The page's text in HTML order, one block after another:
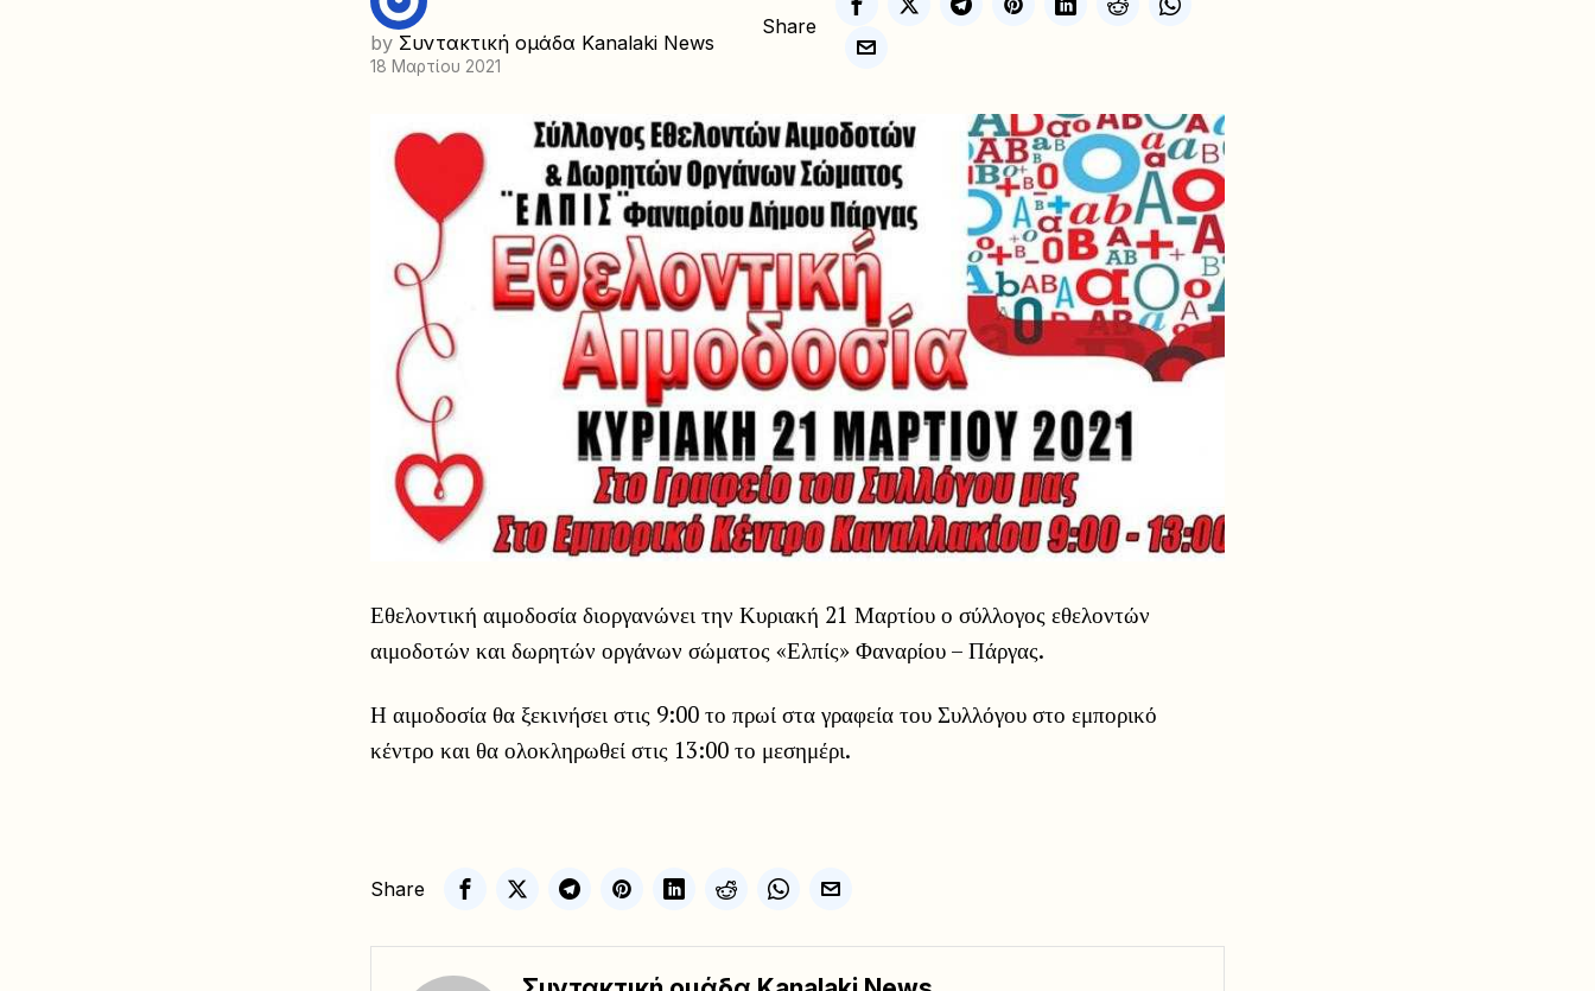
by Συντακτική ομάδα Kanalaki News
18 Μαρτίου 2021
Share
Εθελοντική αιμοδοσία διοργανώνει την Κυριακή 21 Μαρτίου ο σύλλογος εθελοντών
αιμοδοτών και δωρητών οργάνων σώματος «Ελπίς» Φαναρίου – Πάργας.
Η αιμοδοσία θα ξεκινήσει στις 9:00 το πρωί στα γραφεία του Συλλόγου στο εμπορικό
κέντρο και θα ολοκληρωθεί στις 13:00 το μεσημέρι.
Share